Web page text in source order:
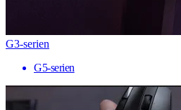
G3-serien
G5-serien